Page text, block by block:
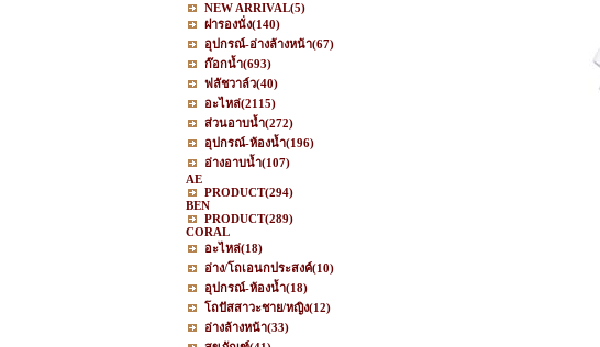
NEW ARRIVAL(5)
ฝารองนั่ง(140)
อุปกรณ์-อ่างล้างหน้า(67)
ก๊อกน้ำ(693)
ฟลัชวาล์ว(40)
อะไหล่(2115)
ส่วนอาบน้ำ(272)
อุปกรณ์-ห้องน้ำ(196)
อ่างอาบน้ำ(107)
AE
PRODUCT(294)
BEN
PRODUCT(289)
CORAL
อะไหล่(18)
อ่าง/โถเอนกประสงค์(10)
อุปกรณ์-ห้องน้ำ(18)
โถปัสสาวะชาย/หญิง(12)
อ่างล้างหน้า(33)